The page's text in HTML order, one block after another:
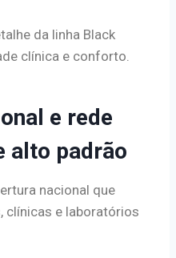
da linha Black
clínica e conforto.
e rede
alto padrão
nacional que
clínicas e laboratórios